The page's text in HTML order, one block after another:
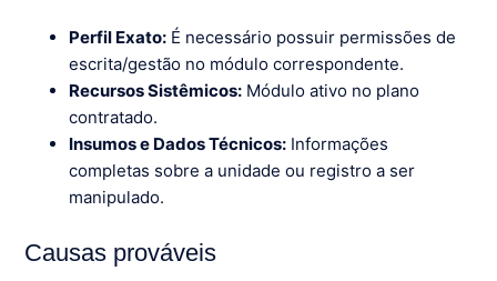
Perfil Exato: É necessário possuir permissões de
escrita/gestão no módulo correspondente.
Recursos Sistêmicos: Módulo ativo no plano
contratado.
Insumos e Dados Técnicos: Informações
completas sobre a unidade ou registro a ser
manipulado.
Causas prováveis